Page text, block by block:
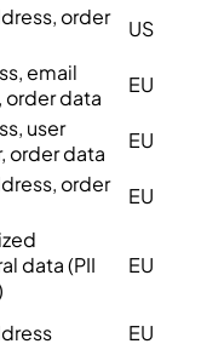
order
US
email
order data
EU
user
order data
EU
order
EU
data (PII
EU
EU